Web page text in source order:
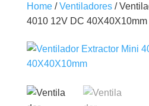
Home/Ventiladores/
4010 12V DC 40X40X10mm